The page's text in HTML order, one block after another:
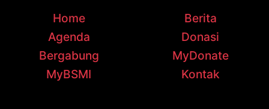
Home
Berita
Agenda
Donasi
Bergabung
MyDonate
MyBSMI
Kontak